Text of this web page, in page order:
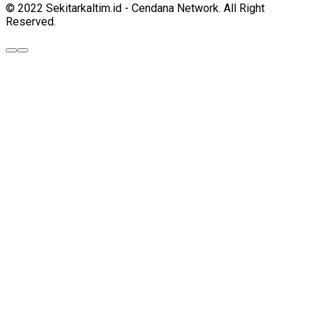
© 2022 Sekitarkaltim.id - Cendana Network. All Right
Reserved.